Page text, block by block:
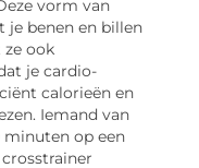
vorm van
benen en billen
ze ook
je cardio-
calorieën en
Iemand van
minuten op een